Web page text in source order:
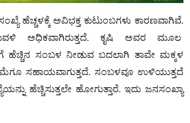
ಹೆಚ್ಚಳಕ್ಕೆ ಅವಿಭಕ್ತ ಕುಟುಂಬಗಳು ಕಾರಣವಾಗಿವೆ.
ಅಧಿಕವಾಗಿರುತ್ತದೆ. ಕೃಷಿ ಅವರ ಮೂಲ
ಹೆಚ್ಚಿನ ಸಂಬಳ ನೀಡುವ ಬದಲಾಗಿ ತಾವೇ ಮಕ್ಕಳ
ಸಹಾಯವಾಗುತ್ತದೆ. ಸಂಬಳವೂ ಉಳಿಯುತ್ತದೆ
ಹೆಚ್ಚಿಸುತ್ತಲೇ ಹೋಗುತ್ತಾರೆ. ಇದು ಜನಸಂಖ್ಯಾ